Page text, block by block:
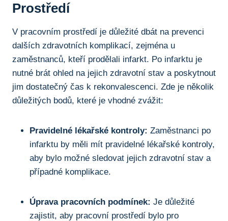
Prostředí
V pracovním prostředí je důležité dbát na prevenci
dalších zdravotních komplikací, zejména u
zaměstnanců, kteří prodělali infarkt. Po infarktu je
nutné brát ohled na jejich zdravotní stav a poskytnout
jim dostatečný čas k rekonvalescenci. Zde je několik
důležitých bodů, které je vhodné zvážit:
Pravidelné lékařské kontroly: Zaměstnanci po
infarktu by měli mít pravidelné lékařské kontroly,
aby bylo možné sledovat jejich zdravotní stav a
případné komplikace.
Úprava pracovních podmínek: Je důležité
zajistit, aby pracovní prostředí bylo pro